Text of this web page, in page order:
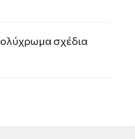
σχέδια